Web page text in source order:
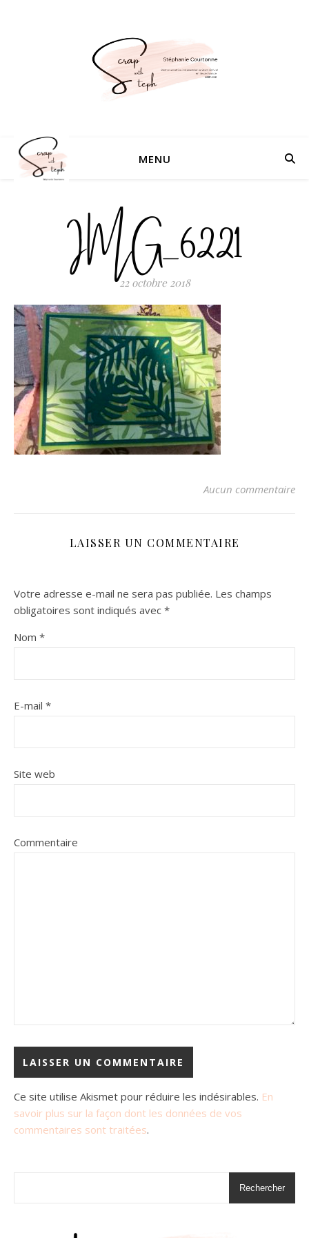
MENU
IMG_6221
22 octobre 2018
Aucun commentaire
LAISSER UN COMMENTAIRE
Votre adresse e-mail ne sera pas publiée. Les champs
obligatoires sont indiqués avec *
Nom *
E-mail *
Site web
Commentaire
Ce site utilise Akismet pour réduire les indésirables. En
savoir plus sur la façon dont les données de vos
commentaires sont traitées.
Rechercher